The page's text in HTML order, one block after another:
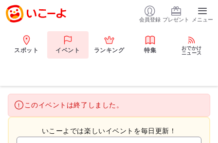
会員登録 プレゼント メニュー
スポット イベント ランキング 特集
おでかけ
ニュース
このイベントは終了しました。
いこーよでは楽しいイベントを毎日更新！